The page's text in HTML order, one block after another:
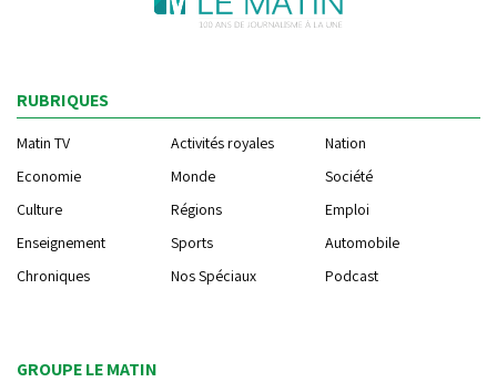
RUBRIQUES
Matin TV Activités royales
Nation
Economie
Monde
Société
Culture
Régions
Emploi
Enseignement
Sports
Automobile
Chroniques
Nos Spéciaux Podcast
GROUPE LE MATIN